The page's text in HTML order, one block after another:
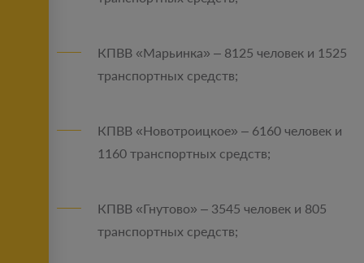
КПВВ «Марьинка» – 8125 человек и 1525
транспортных средств;
КПВВ «Новотроицкое» – 6160 человек и
1160 транспортных средств;
КПВВ «Гнутово» – 3545 человек и 805
транспортных средств;